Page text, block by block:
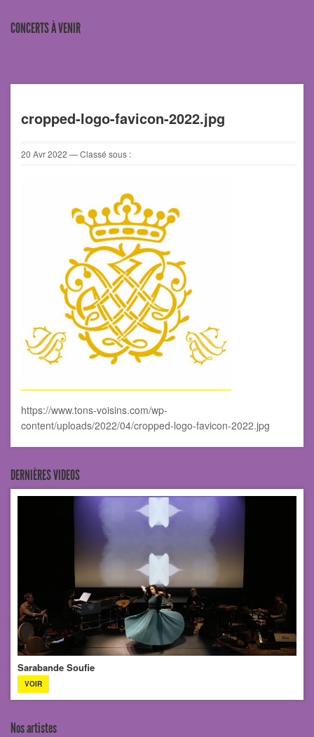
CONCERTS À VENIR
cropped-logo-favicon-2022.jpg
20 Avr2022 — Classé sous :
https://www.tons-voisins.com/wp-
content/uploads/2022/04/cropped-logo-favicon-2022.jpg
DERNIÈRES VIDEOS
Sarabande Soufie
VOIR
Nos artistes